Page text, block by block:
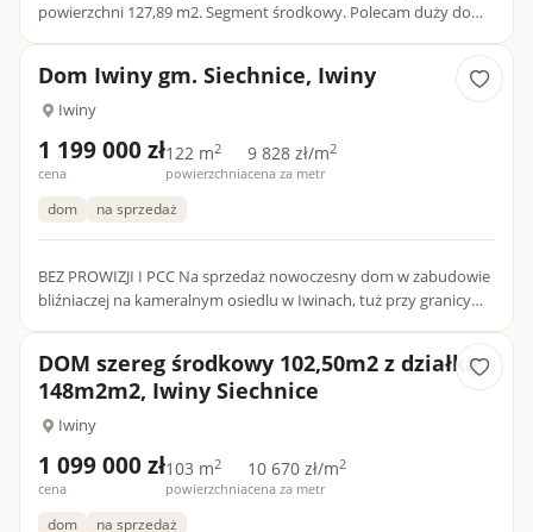
powierzchni 127,89 m2. Segment środkowy. Polecam duży dom
Dom Iwiny gm. Siechnice, Iwiny
Iwiny
1 199 000 zł
cena
122 m2
powierzchnia
9 828 zł/m2
cena za metr
dom na sprzedaż
BEZ PROWIZJI I PCC Na sprzedaż nowoczesny dom w zabudowie
bliźniaczej na kameralnym osiedlu w Iwinach, tuż przy granicy
DOM szereg środkowy 102,50m2 z działką
148m2m2, Iwiny Siechnice
Iwiny
1 099 000 zł
cena
103 m2
powierzchnia
10 670 zł/m2
cena za metr
dom na sprzedaż